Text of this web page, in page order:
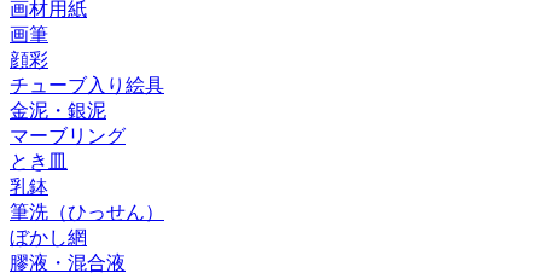
画材用紙
画筆
顔彩
チューブ入り絵具
金泥・銀泥
マーブリング
とき皿
乳鉢
筆洗（ひっせん）
ぼかし網
膠液・混合液